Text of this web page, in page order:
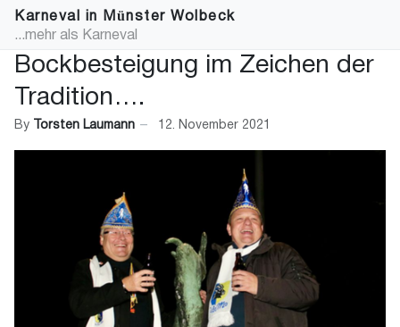
Karneval in Münster Wolbeck
...mehr als Karneval
Bockbesteigung im Zeichen der
Tradition….
By Torsten Laumann 12. November 2021